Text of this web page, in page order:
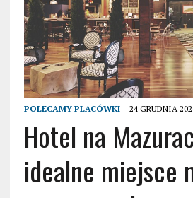
POLECAMY PLACÓWKI 24 GRUDNIA
Hotel na
idealne miejsce